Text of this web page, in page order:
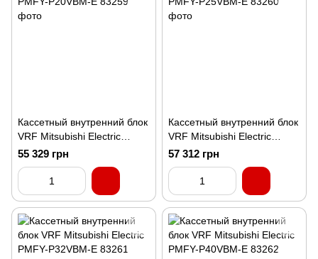
Кассетный внутренний блок
VRF Mitsubishi Electric
PMFY-P20VBM-E
55 329 грн
Кассетный внутренний блок
VRF Mitsubishi Electric
PMFY-P25VBM-E
57 312 грн